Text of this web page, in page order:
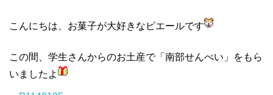
こんにちは、お菓子が大好きなピエールです
この間、学生さんからのお土産で「南部せんべい」をもら
いましたよ